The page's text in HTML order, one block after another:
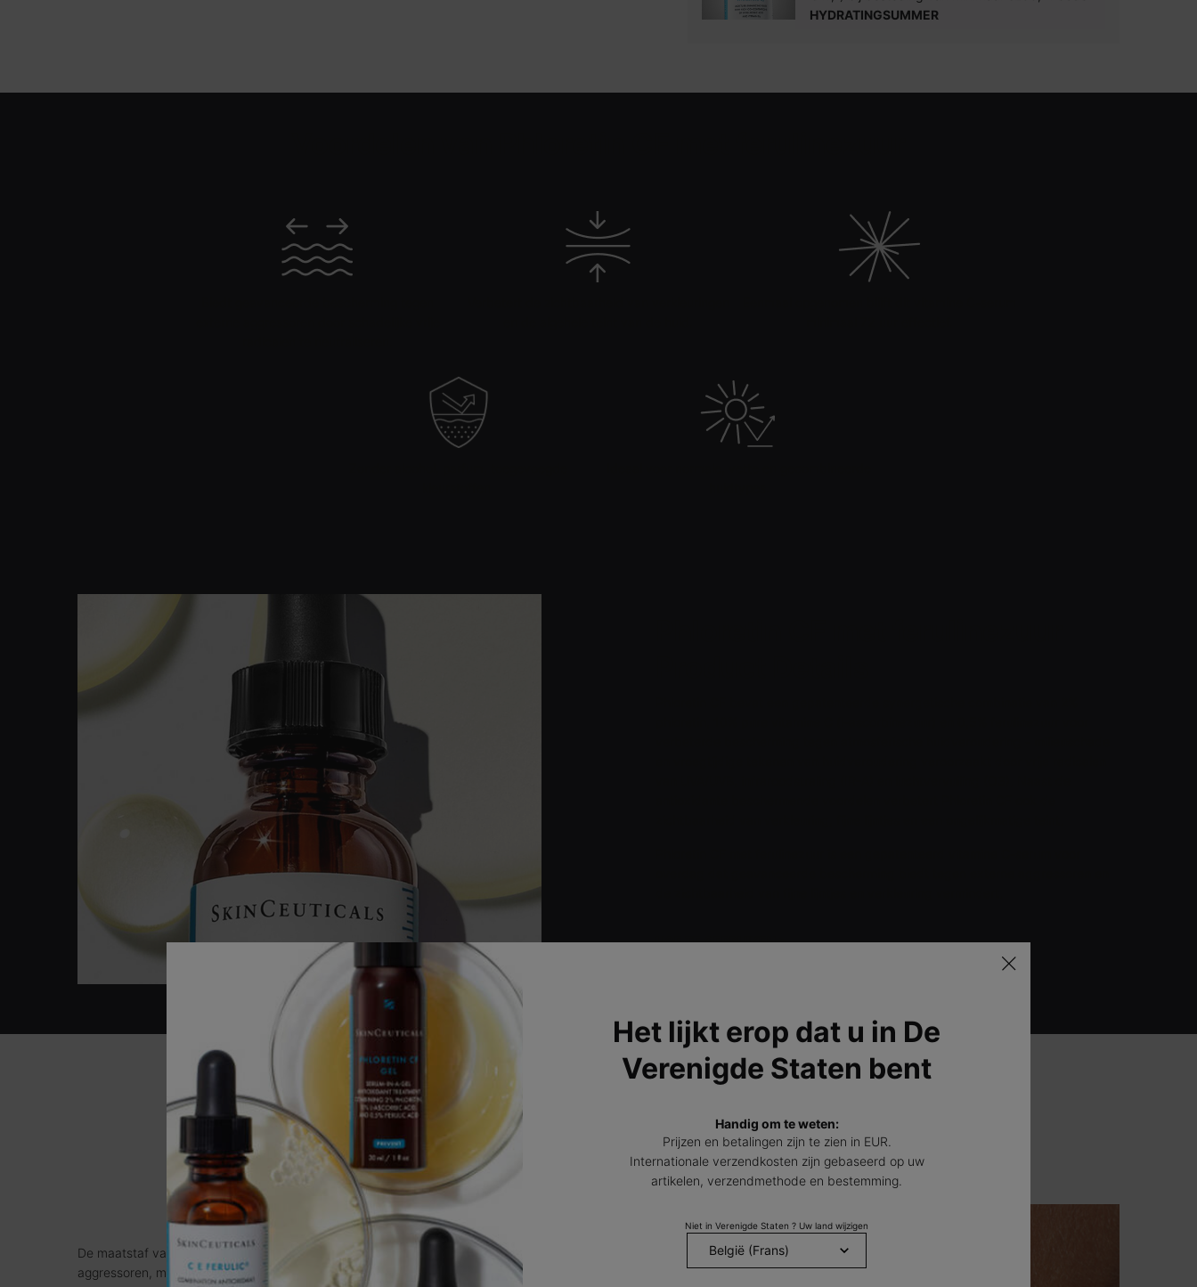
HYDRATINGSUMMER
HOE TE GEBRUIKEN>
Phloretin CF met ferulinezuur
WETENSCHAP + BEWIJS
De maatstaf van een antioxidant is niet alleen zijn bescherming tegen externe
aggressoren, maar ook zijn zichtbare anti-agingresultaten.
Het lijkt erop dat u in De
Verenigde Staten bent
Handig om te weten:
Prijzen en betalingen zijn te zien in EUR.
Internationale verzendkosten zijn gebaseerd op uw
artikelen, verzendmethode en bestemming.
Niet in Verenigde Staten ? Uw land wijzigen